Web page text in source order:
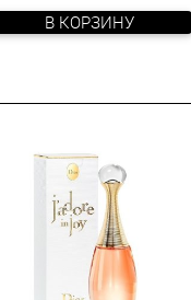
В КОРЗИНУ